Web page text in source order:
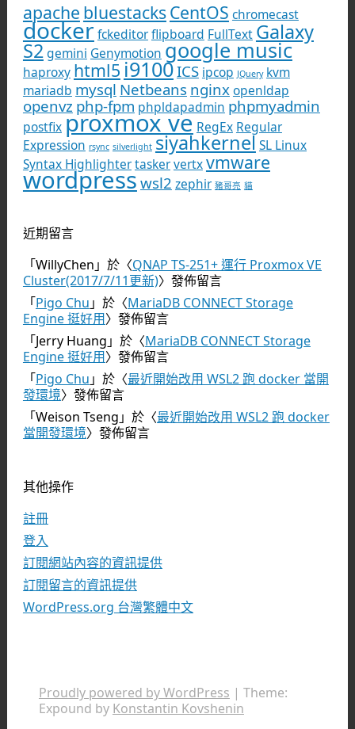
apache bluestacksCentOS chromecast
dockerfckeditorflipboard FullText Galaxy
S2gemini Genymotion google music
haproxy html5 i9100ICS ipcop JQuery kvm
mariadb mysql Netbeans nginxopenldap
openvz php-fpm phpldapadmin phpmyadmin
postfixproxmox ve RegEx Regular
Expression rsync silverlight siyahkernelSL Linux
Syntax Highlightertaskervertxvmware
wordpresswsl2 zephir 豬哥亮 貓
近期留言
「WillyChen 」於〈QNAP TS-251+ 運行 Proxmox VE
Cluster(2017/7/11更新)〉發佈留言
「Pigo Chu 」於〈MariaDB CONNECT Storage
Engine 挺好用〉發佈留言
「Jerry Huang 」於〈MariaDB CONNECT Storage
Engine 挺好用〉發佈留言
「Pigo Chu 」於〈最近開始改用 WSL2 跑 docker 當開
發環境〉發佈留言
「Weison Tseng 」於〈最近開始改用 WSL2 跑 docker
當開發環境〉發佈留言
其他操作
註冊
登入
訂閱網站內容的資訊提供
訂閱留言的資訊提供
WordPress.org 台灣繁體中文
Proudly powered by WordPress | Theme:
Expound by Konstantin Kovshenin